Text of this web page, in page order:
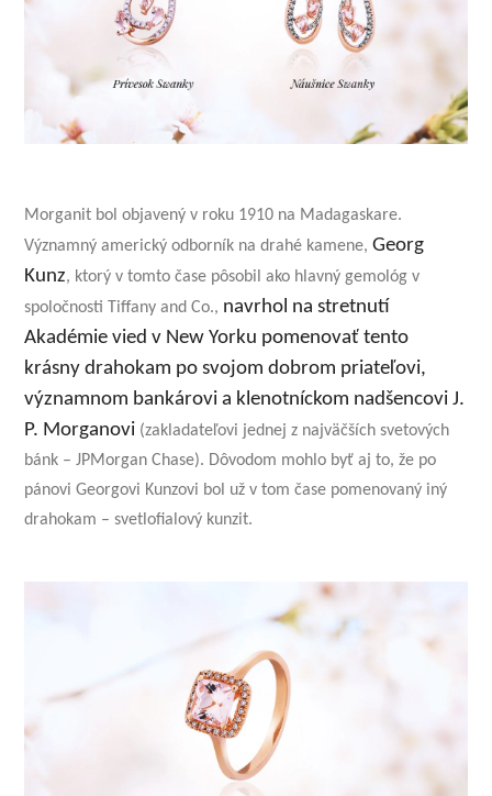
Morganit bol objavený v roku 1910 na Madagaskare.
Významný americký odborník na drahé kamene,Georg
Kunz, ktorý v tomto čase pôsobil ako hlavný gemológ v
spoločnosti Tiffany and Co., navrhol na stretnutí
Akadémie vied v New Yorku pomenovať tento
krásny drahokam po svojom dobrom priateľovi,
významnom bankárovi a klenotníckom nadšencovi J.
P. Morganovi (zakladateľovi jednej z najväčších svetových
bánk – JPMorgan Chase). Dôvodom mohlo byť aj to, že po
pánovi Georgovi Kunzovi bol už v tom čase pomenovaný iný
drahokam – svetlofialový kunzit.